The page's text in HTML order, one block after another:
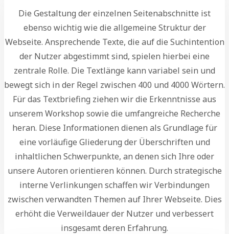
Die Gestaltung der einzelnen Seitenabschnitte ist
ebenso wichtig wie die allgemeine Struktur der
Webseite. Ansprechende Texte, die auf die Suchintention
der Nutzer abgestimmt sind, spielen hierbei eine
zentrale Rolle. Die Textlänge kann variabel sein und
bewegt sich in der Regel zwischen 400 und 4000 Wörtern.
Für das Textbriefing ziehen wir die Erkenntnisse aus
unserem Workshop sowie die umfangreiche Recherche
heran. Diese Informationen dienen als Grundlage für
eine vorläufige Gliederung der Überschriften und
inhaltlichen Schwerpunkte, an denen sich Ihre oder
unsere Autoren orientieren können. Durch strategische
interne Verlinkungen schaffen wir Verbindungen
zwischen verwandten Themen auf Ihrer Webseite. Dies
erhöht die Verweildauer der Nutzer und verbessert
insgesamt deren Erfahrung.